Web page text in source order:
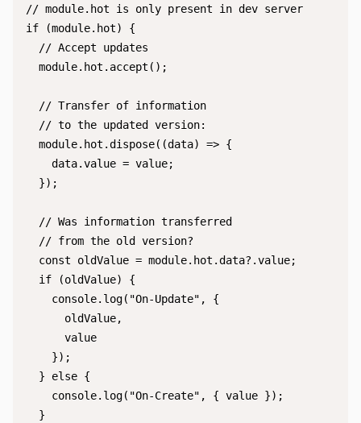
// module.hot is only present in dev server
if (module.hot) {
  // Accept updates
  module.hot.accept();
  // Transfer of information
  // to the updated version:
  module.hot.dispose((data) => {
    data.value = value;
  });
  // Was information transferred
  // from the old version?
  const oldValue = module.hot.data?.value;
  if (oldValue) {
    console.log("On-Update", {
      oldValue,
      value
    });
  } else {
    console.log("On-Create", { value });
  }